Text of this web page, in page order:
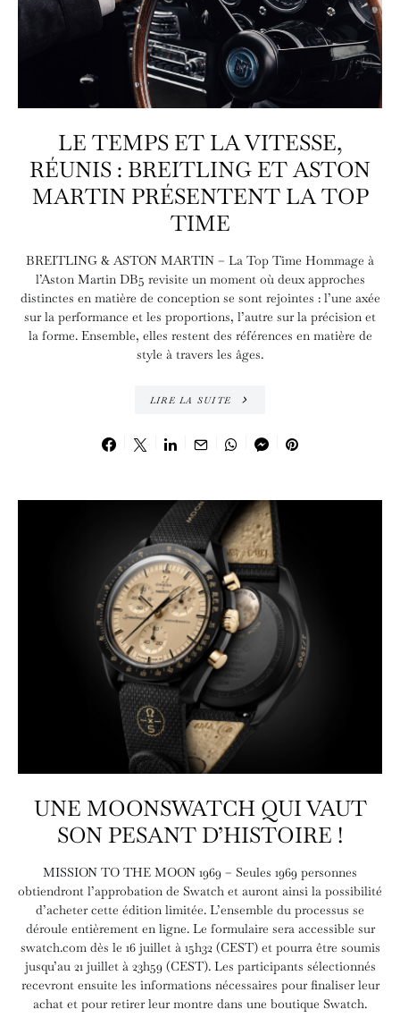
LE TEMPS ET LA VITESSE,
RÉUNIS : BREITLING ET ASTON
MARTIN PRÉSENTENT LA TOP
TIME
BREITLING & ASTON MARTIN – La Top Time Hommage à
l’Aston Martin DB5 revisite un moment où deux approches
distinctes en matière de conception se sont rejointes : l’une axée
sur la performance et les proportions, l’autre sur la précision et
la forme. Ensemble, elles restent des références en matière de
style à travers les âges.
LIRE LA SUITE
UNE MOONSWATCH QUI VAUT
SON PESANT D’HISTOIRE !
MISSION TO THE MOON 1969 – Seules 1969 personnes
obtiendront l’approbation de Swatch et auront ainsi la possibilité
d’acheter cette édition limitée. L’ensemble du processus se
déroule entièrement en ligne. Le formulaire sera accessible sur
swatch.com dès le 16 juillet à 15h32 (CEST) et pourra être soumis
jusqu’au 21 juillet à 23h59 (CEST). Les participants sélectionnés
recevront ensuite les informations nécessaires pour finaliser leur
achat et pour retirer leur montre dans une boutique Swatch.